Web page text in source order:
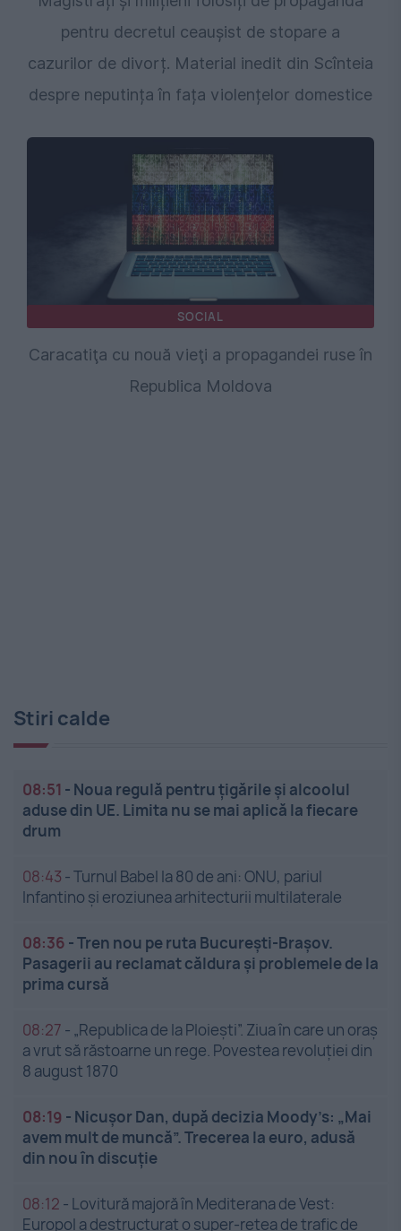
pentru decretul ceaușist de stopare a
cazurilor de divorț. Material inedit din Scînteia
despre neputința în fața violențelor domestice
SOCIAL
Caracatiţa cu nouă vieţi a propagandei ruse în
Republica Moldova
Stiri calde
08:51 - Noua regulă pentru țigările și alcoolul
aduse din UE. Limita nu se mai aplică la fiecare
drum
08:43 -Turnul Babel la 80 de ani: ONU, pariul
Infantino și eroziunea arhitecturii multilaterale
08:36 -Tren nou pe ruta București-Brașov.
Pasagerii au reclamat căldura și problemele de la
prima cursă
08:27 - „Republica de la Ploiești”. Ziua în care un oraș
a vrut să răstoarne un rege. Povestea revoluției din
8 august 1870
08:19 - Nicușor Dan, după decizia Moody’s: „Mai
avem mult de muncă”. Trecerea la euro, adusă
din nou în discuție
08:12 - Lovitură majoră în Mediterana de Vest:
Europol a destructurat o super-rețea de trafic de